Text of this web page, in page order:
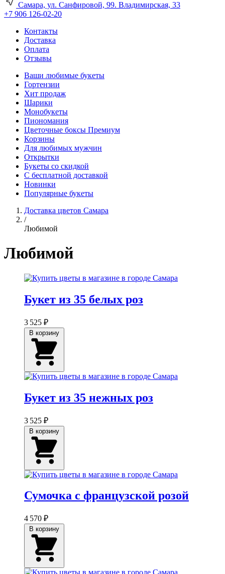
Самара, ул. Санфировой, 99. Владимирская, 33
+7 906 126-02-20
Контакты
Доставка
Оплата
Отзывы
Ваши любимые букеты
Гортензии
Хит продаж
Шарики
Монобукеты
Пиономания
Цветочные боксы Премиум
Корзины
Для любимых мужчин
Открытки
Букеты со скидкой
С бесплатной доставкой
Новинки
Популярные букеты
Доставка цветов Самара
/
Любимой
Любимой
Букет из 35 белых роз
3 525 ₽
Букет из 35 нежных роз
3 525 ₽
Сумочка с французской розой
4 570 ₽